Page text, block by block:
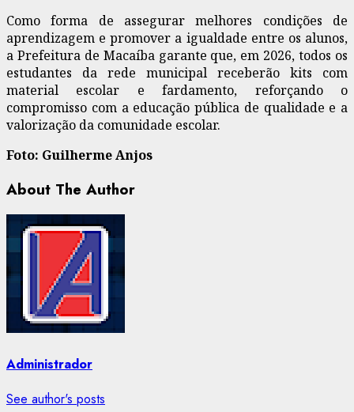
Como forma de assegurar melhores condições de
aprendizagem e promover a igualdade entre os alunos,
a Prefeitura de Macaíba garante que, em 2026, todos os
estudantes da rede municipal receberão kits com
material escolar e fardamento, reforçando o
compromisso com a educação pública de qualidade e a
valorização da comunidade escolar.
Foto: Guilherme Anjos
About The Author
Administrador
See author's posts